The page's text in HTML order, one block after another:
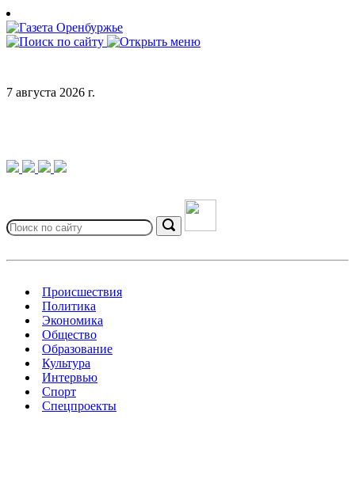
Skip
to
content
7 августа 2026 г.
for:
Search
Происшествия
Политика
Экономика
Общество
Образование
Культура
Интервью
Спорт
Спецпроекты